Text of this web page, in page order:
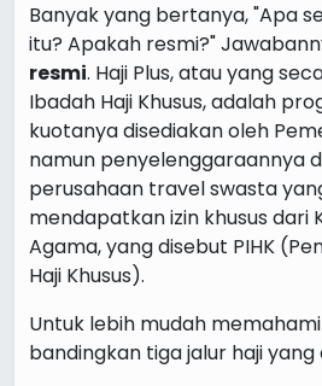
Banyak yang bertanya, "Apa
itu? Apakah resmi?"
resmi. Haji Plus, atau yang
Ibadah Haji Khusus, adalah
kuotanya disediakan oleh
namun penyelenggaraannya
perusahaan travel swasta
mendapatkan izin khusus dari
Agama, yang disebut PIHK
Haji Khusus).
Untuk lebih mudah
bandingkan tiga jalur haji yang